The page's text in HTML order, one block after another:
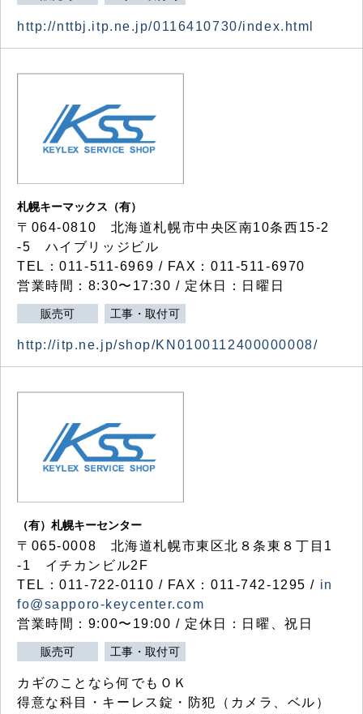
http://nttbj.itp.ne.jp/0116410730/index.html
札幌キーマックス（有）
〒064-0810 北海道札幌市中央区南10条西15-2
-5 ハイブリッジビル
TEL：011-511-6969 / FAX：011-511-6970
営業時間：8:30〜17:30 / 定休日：日曜日
販売可 工事・取付可
http://itp.ne.jp/shop/KN0100112400000008/
（有）札幌キーセンター
〒065-0008 北海道札幌市東区北８条東８丁目1
-1 イチカンビル2F
TEL：011-722-0110 / FAX：011-742-1295 / in
fo@sapporo-keycenter.com
営業時間：9:00〜19:00 / 定休日：日曜、祝日
販売可 工事・取付可
カギのことなら何でもＯＫ
得意な科目・キーレス錠・防犯（カメラ、ベル）